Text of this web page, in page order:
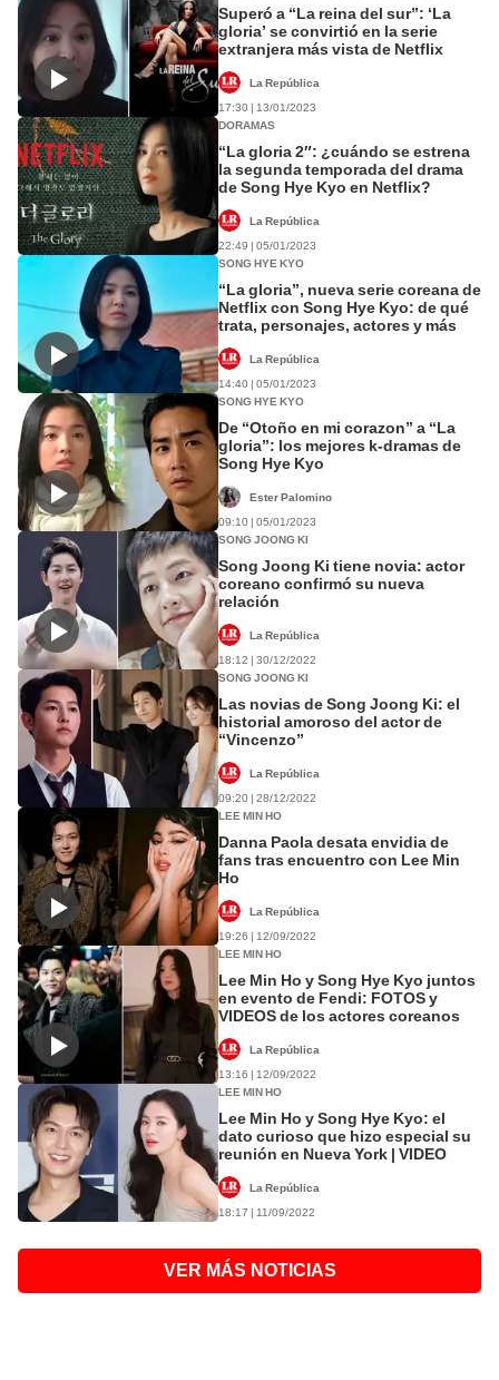
Superó a “La reina del sur”: ‘La
gloria’ se convirtió en la serie
extranjera más vista de Netflix
La República
17:30 | 13/01/2023
DORAMAS
“La gloria 2″: ¿cuándo se estrena
la segunda temporada del drama
de Song Hye Kyo en Netflix?
La República
22:49 | 05/01/2023
SONG HYE KYO
“La gloria”, nueva serie coreana de
Netflix con Song Hye Kyo: de qué
trata, personajes, actores y más
La República
14:40 | 05/01/2023
SONG HYE KYO
De “Otoño en mi corazon” a “La
gloria”: los mejores k-dramas de
Song Hye Kyo
Ester Palomino
09:10 | 05/01/2023
SONG JOONG KI
Song Joong Ki tiene novia: actor
coreano confirmó su nueva
relación
La República
18:12 | 30/12/2022
SONG JOONG KI
Las novias de Song Joong Ki: el
historial amoroso del actor de
“Vincenzo”
La República
09:20 | 28/12/2022
LEE MIN HO
Danna Paola desata envidia de
fans tras encuentro con Lee Min
Ho
La República
19:26 | 12/09/2022
LEE MIN HO
Lee Min Ho y Song Hye Kyo juntos
en evento de Fendi: FOTOS y
VIDEOS de los actores coreanos
La República
13:16 | 12/09/2022
LEE MIN HO
Lee Min Ho y Song Hye Kyo: el
dato curioso que hizo especial su
reunión en Nueva York | VIDEO
La República
18:17 | 11/09/2022
VER MÁS NOTICIAS